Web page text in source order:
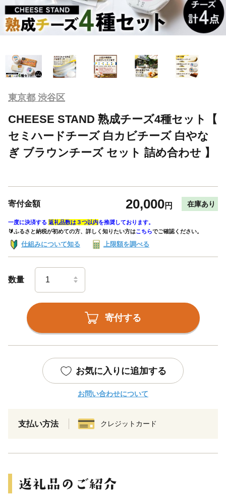
東京都 渋谷区
CHEESE STAND 熟成チーズ4種セット【
セミハードチーズ 白カビチーズ 白やな
ぎ ブラウンチーズ セット 詰め合わせ 】
寄付金額 20,000円 在庫あり
一度に決済する 返礼品数は３つ以内を推奨しております。
🔰ふるさと納税が初めての方、詳しく知りたい方はこちらでご確認ください。
仕組みについて知る 上限額を調べる
数量
寄付する
お気に入りに追加する
お問い合わせについて
支払い方法 クレジットカード